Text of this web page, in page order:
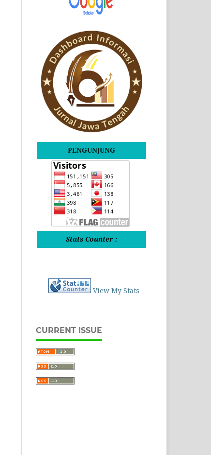
PENGUNJUNG
Stats Counter :
View My Stats
CURRENT ISSUE